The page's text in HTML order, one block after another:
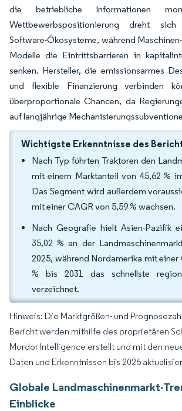
die betriebliche Informationen
Wettbewerbspositionierung dreht
Software-Ökosysteme, während
Modelle die Eintrittsbarrieren in
senken. Hersteller, die emissionsarmes
und flexible Finanzierung verbinden
überproportionale Chancen, da
auf langjährige
Wichtigste Erkenntnisse des
Nach Typ führten Traktoren den
mit einem Marktanteil von 45,62 %
Das Segment wird außerdem
mit einer CAGR von 5,59 % wachsen.
Nach Geografie hielt Asien-Pazifik
35,02 % an der
2025, während Nordamerika mit einer
% bis 2031 das schnellste
verzeichnet.
Hinweis: Die Marktgrößen- und
Bericht werden mithilfe des proprietären
Mordor Intelligence erstellt und mit den
Daten und Erkenntnissen bis 2026
Globale Landmaschinenmarkt-
Einblicke